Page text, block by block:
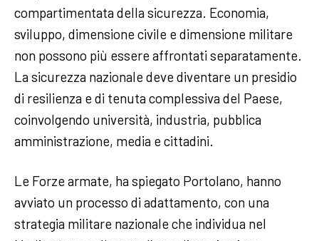
compartimentata della sicurezza. Economia,
sviluppo, dimensione civile e dimensione militare
non possono più essere affrontati separatamente.
La sicurezza nazionale deve diventare un presidio
di resilienza e di tenuta complessiva del Paese,
coinvolgendo università, industria, pubblica
amministrazione, media e cittadini.
Le Forze armate, ha spiegato Portolano, hanno
avviato un processo di adattamento, con una
strategia militare nazionale che individua nel